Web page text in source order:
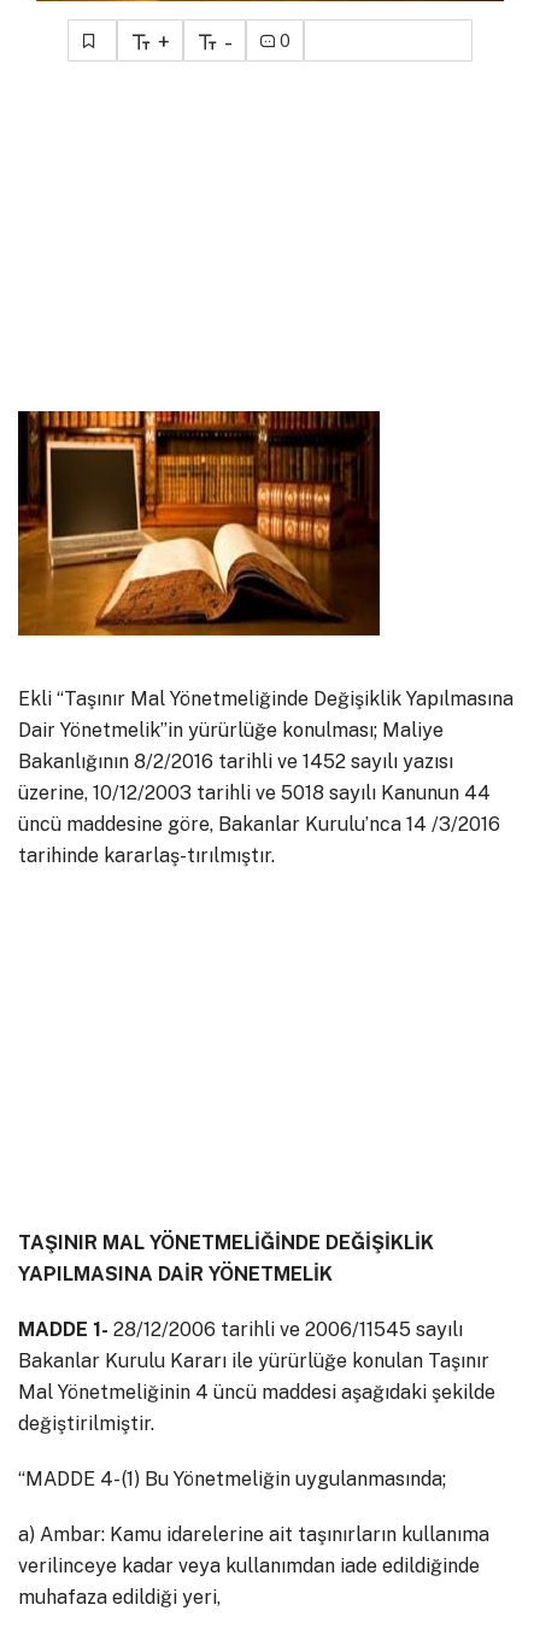
+ - 0
Ekli “Taşınır Mal Yönetmeliğinde Değişiklik Yapılmasına
Dair Yönetmelik”in yürürlüğe konulması; Maliye
Bakanlığının 8/2/2016 tarihli ve 1452 sayılı yazısı
üzerine, 10/12/2003 tarihli ve 5018 sayılı Kanunun 44
üncü maddesine göre, Bakanlar Kurulu’nca 14 /3/2016
tarihinde kararlaş-tırılmıştır.
TAŞINIR MAL YÖNETMELİĞİNDE DEĞİŞİKLİK
YAPILMASINA DAİR YÖNETMELİK
MADDE 1- 28/12/2006 tarihli ve 2006/11545 sayılı
Bakanlar Kurulu Kararı ile yürürlüğe konulan Taşınır
Mal Yönetmeliğinin 4 üncü maddesi aşağıdaki şekilde
değiştirilmiştir.
“MADDE 4- (1) Bu Yönetmeliğin uygulanmasında;
a) Ambar: Kamu idarelerine ait taşınırların kullanıma
verilinceye kadar veya kullanımdan iade edildiğinde
muhafaza edildiği yeri,